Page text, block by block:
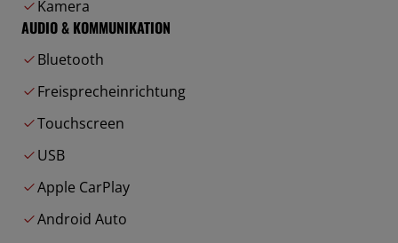
Kamera
AUDIO & KOMMUNIKATION
Bluetooth
Freisprecheinrichtung
Touchscreen
USB
Apple CarPlay
Android Auto